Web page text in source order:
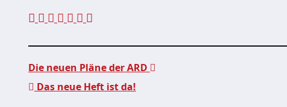
Die neuen Pläne der ARD
Das neue Heft ist da!